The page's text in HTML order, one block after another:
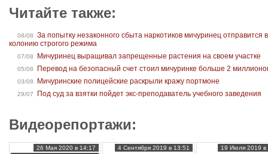
Читайте также:
08/08
За попытку незаконного сбыта наркотиков мичуринец отправится в
колонию строгого режима
07/08 Мичуринец выращивал запрещенные растения на своем участке
05/08 Перевод на безопасный счет стоил мичуринке больше 2
03/08 Мичуринские полицейские раскрыли кражу портмоне
29/07 Под суд за взятки пойдет экс-преподаватель учебного заведения
Видеорепортажи:
26 Мая 2020 в 14:17 4 Сентября 2019 в 13:51 19 Июля 2019 в